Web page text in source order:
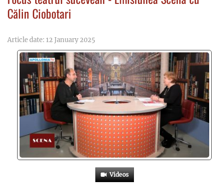
Călin Ciobotari
Article date: 12 January 2025
Videos